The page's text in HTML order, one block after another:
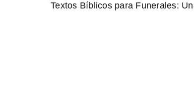
Textos Bíblicos para Funerales: